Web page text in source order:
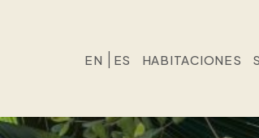
EN ES HABITACIONES